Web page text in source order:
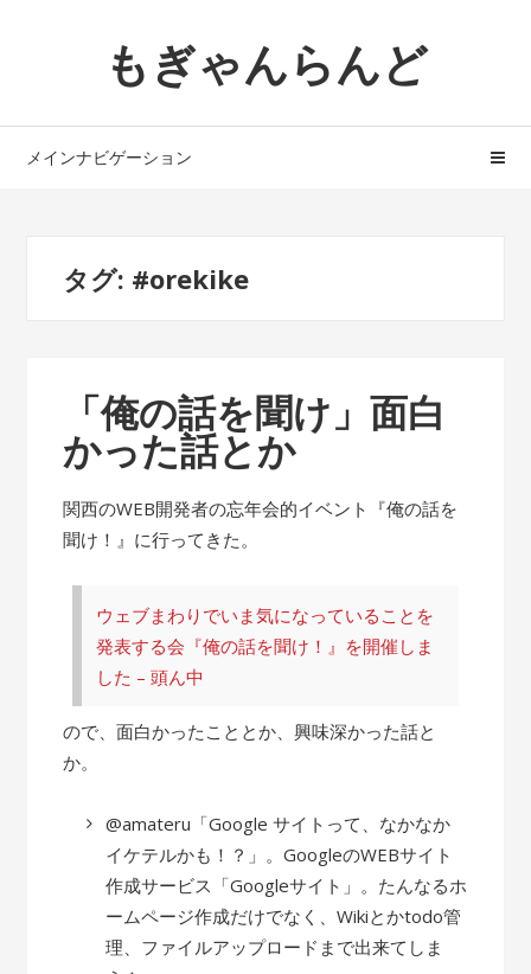
ョ
へ
もぎゃんらんど
メインナビゲーション
タグ: #orekike
「俺の話を聞け」面白
かった話とか
関西のWEB開発者の忘年会的イベント『俺の話を
聞け！』に行ってきた。
ウェブまわりでいま気になっていることを
発表する会『俺の話を聞け！』を開催しま
した – 頭ん中
ので、面白かったこととか、興味深かった話と
か。
@amateru「Google サイトって、なかなか
イケテルかも！？」。GoogleのWEBサイト
作成サービス「Googleサイト」。たんなるホ
ームページ作成だけでなく、Wikiとかtodo管
理、ファイルアップロードまで出来てしま